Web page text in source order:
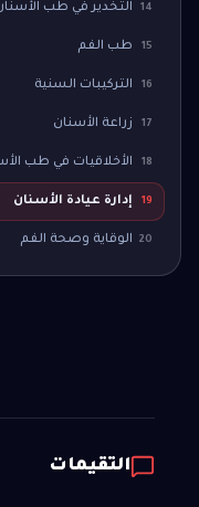
14 التخدير في طب
15 طب الفم
16 التركيبات السنية
17 زراعة الأسنان
18 الأخلاقيات في طب
19 إدارة عيادة الأسنان
20 الوقاية وصحة الفم
التقيمات